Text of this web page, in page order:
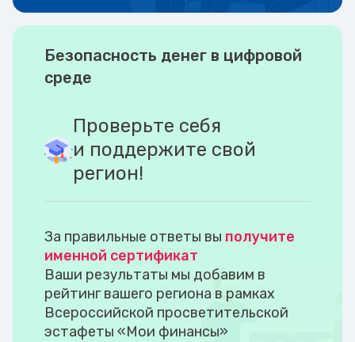
Безопасность денег в цифровой
среде
Проверьте себя
и поддержите свой
регион!
За правильные ответы вы получите
именной сертификат
Ваши результаты мы добавим в
рейтинг вашего региона в рамках
Всероссийской просветительской
эстафеты «Мои финансы»